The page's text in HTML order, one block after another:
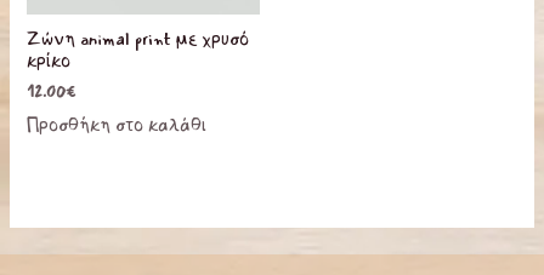
Ζώνη animal print με χρυσό
κρίκο
12.00€
Προσθήκη στο καλάθι